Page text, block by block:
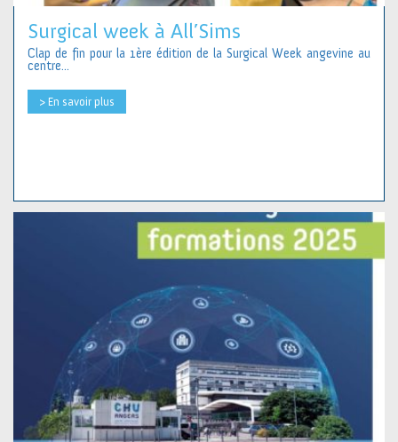
Surgical week à All’Sims
Clap de fin pour la 1ère édition de la Surgical Week angevine au
centre...
> En savoir plus